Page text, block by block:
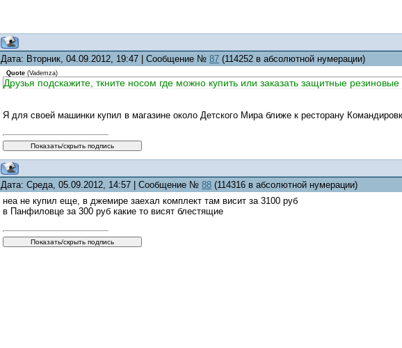
Дата: Вторник, 04.09.2012, 19:47 | Сообщение № 87 (114252 в абсолютной нумерации)
Quote (Vademza)
Друзья подскажите, ткните носом где можно купить или заказать защитные
Я для своей машинки купил в магазине около Детского Мира ближе к ресторану
Дата: Среда, 05.09.2012, 14:57 | Сообщение № 88 (114316 в абсолютной нумерации)
неа не купил еще, в джемире заехал комплект там висит за 3100 руб
в Панфиловце за 300 руб какие то висят блестящие